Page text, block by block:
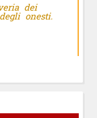
dei
onesti.